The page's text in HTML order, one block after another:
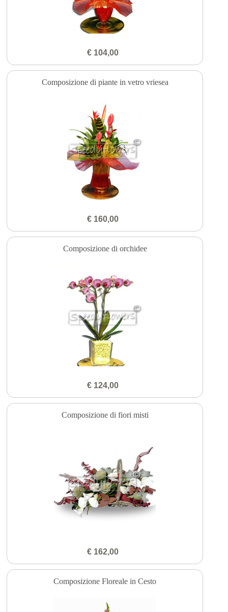
€ 104,00
Composizione di piante in vetro vriesea
€ 160,00
Composizione di orchidee
€ 124,00
Composizione di fiori misti
€ 162,00
Composizione Floreale in Cesto